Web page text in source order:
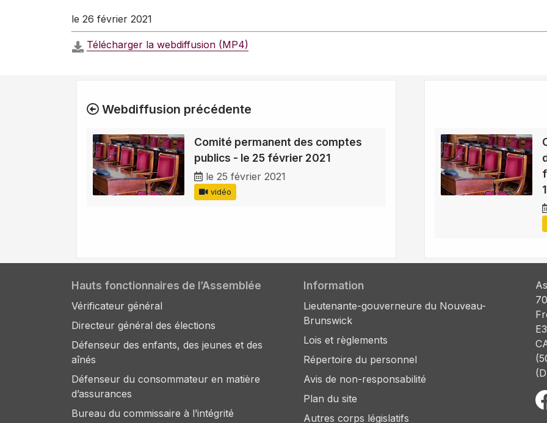
le 26 février 2021
Télécharger la webdiffusion (MP4)
Webdiffusion précédente
Comité permanent des comptes
publics - le 25 février 2021
le 25 février 2021
vidéo
Hauts fonctionnaires de l’Assemblée
Vérificateur général
Directeur général des élections
Défenseur des enfants, des jeunes et des
aînés
Défenseur du consommateur en matière
d’assurances
Bureau du commissaire à l’intégrité
Information
Lieutenante-gouverneure du Nouveau-
Brunswick
Lois et règlements
Répertoire du personnel
Avis de non-responsabilité
Plan du site
Autres corps législatifs